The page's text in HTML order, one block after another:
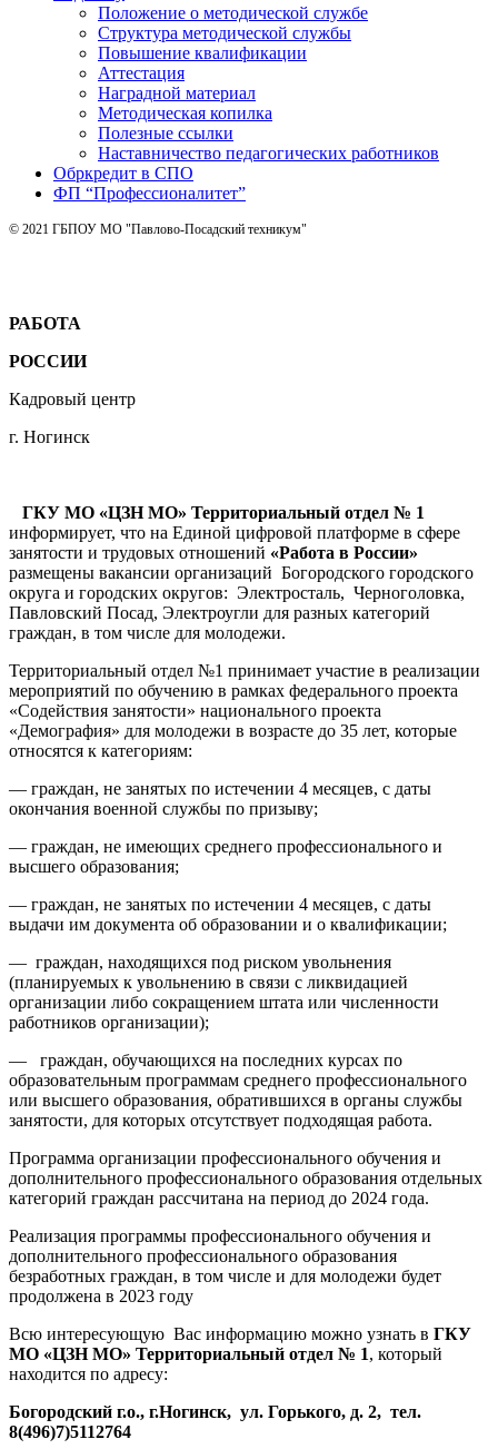
Положение о методической службе
Структура методической службы
Повышение квалификации
Аттестация
Наградной материал
Методическая копилка
Полезные ссылки
Наставничество педагогических работников
Обркредит в СПО
ФП “Профессионалитет”
© 2021 ГБПОУ МО "Павлово-Посадский техникум"
РАБОТА
РОССИИ
Кадровый центр
г. Ногинск
ГКУ МО «ЦЗН МО» Территориальный отдел № 1
информирует, что на Единой цифровой платформе в сфере
занятости и трудовых отношений «Работа в России»
размещены вакансии организаций Богородского городского
округа и городских округов: Электросталь, Черноголовка,
Павловский Посад, Электроугли для разных категорий
граждан, в том числе для молодежи.
Территориальный отдел №1 принимает участие в реализации
мероприятий по обучению в рамках федерального проекта
«Содействия занятости» национального проекта
«Демография» для молодежи в возрасте до 35 лет, которые
относятся к категориям:
— граждан, не занятых по истечении 4 месяцев, с даты
окончания военной службы по призыву;
— граждан, не имеющих среднего профессионального и
высшего образования;
— граждан, не занятых по истечении 4 месяцев, с даты
выдачи им документа об образовании и о квалификации;
— граждан, находящихся под риском увольнения
(планируемых к увольнению в связи с ликвидацией
организации либо сокращением штата или численности
работников организации);
— граждан, обучающихся на последних курсах по
образовательным программам среднего профессионального
или высшего образования, обратившихся в органы службы
занятости, для которых отсутствует подходящая работа.
Программа организации профессионального обучения и
дополнительного профессионального образования отдельных
категорий граждан рассчитана на период до 2024 года.
Реализация программы профессионального обучения и
дополнительного профессионального образования
безработных граждан, в том числе и для молодежи будет
продолжена в 2023 году
Всю интересующую Вас информацию можно узнать в ГКУ
МО «ЦЗН МО» Территориальный отдел № 1, который
находится по адресу:
Богородский г.о., г.Ногинск, ул. Горького, д. 2, тел.
8(496)7)5112764